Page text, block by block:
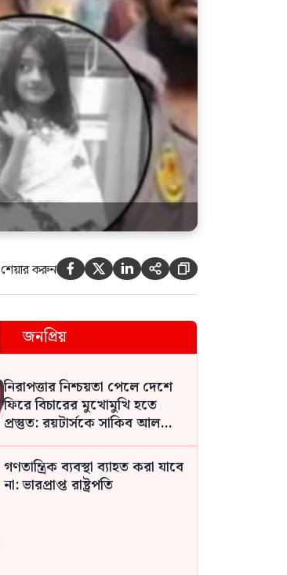
শেয়ার করুন     
জনপ্রিয়
নিরাপত্তার নিশ্চয়তা পেলে দেশে
ফিরে বিচারের মুখোমুখি হতে
প্রস্তুত: রয়টার্সকে সাকিব আল
হাসান
গণতান্ত্রিক ব্যবস্থা ব্যাহত করা যাবে
না: ভারপ্রাপ্ত রাষ্ট্রপতি